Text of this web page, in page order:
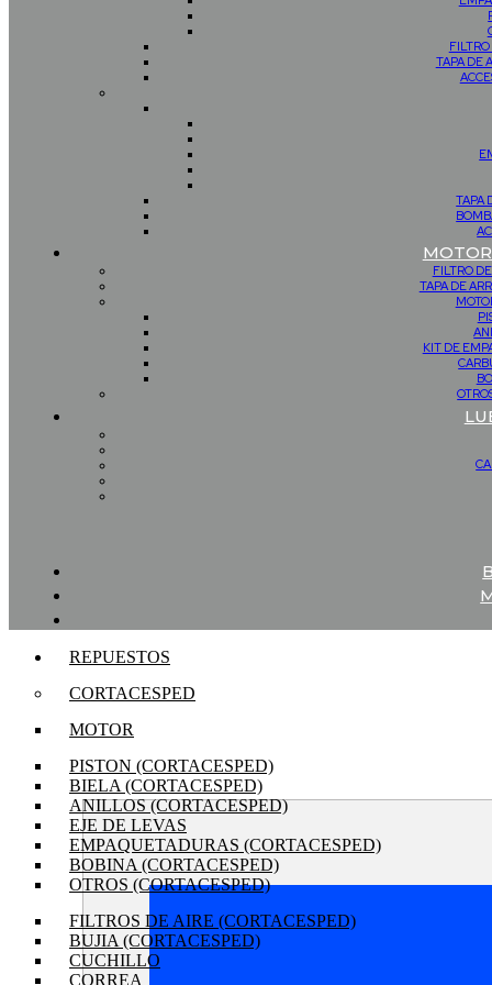
TAPA DE
TAPA
FILTRO
TAPA DE
KIT DE
REPUESTOS
CORTACESPED
MOTOR
PISTON (CORTACESPED)
BIELA (CORTACESPED)
ANILLOS (CORTACESPED)
EJE DE LEVAS
EMPAQUETADURAS (CORTACESPED)
BOBINA (CORTACESPED)
OTROS (CORTACESPED)
FILTROS DE AIRE (CORTACESPED)
BUJIA (CORTACESPED)
CUCHILLO
CORREA